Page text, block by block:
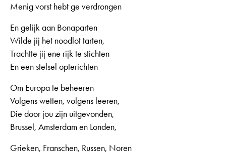
Menig vorst hebt ge verdrongen
En gelijk aan Bonaparten
Wilde jij het noodlot tarten,
Trachtte jij ene rijk te stichten
En een stelsel opterichten
Om Europa te beheeren
Volgens wetten, volgens leeren,
Die door jou zijn uitgevonden,
Brussel, Amsterdam en Londen,
Grieken, Franschen, Russen, Noren